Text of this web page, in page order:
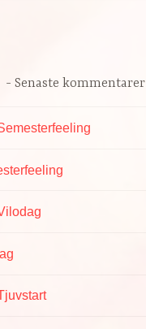
Senaste kommentarer